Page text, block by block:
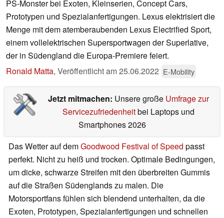
PS-Monster bei Exoten, Kleinserien, Concept Cars,
Prototypen und Spezialanfertigungen. Lexus elektrisiert die
Menge mit dem atemberaubenden Lexus Electrified Sport,
einem vollelektrischen Supersportwagen der Superlative,
der in Südengland die Europa-Premiere feiert.
Ronald Matta, Veröffentlicht am25.06.2022 E-Mobility
Jetzt mitmachen: Unsere große Umfrage zur
Servicezufriedenheitbei Laptops und
Smartphones 2026
Das Wetter auf demGoodwood Festival of Speed passt
perfekt. Nicht zu heiß und trocken. Optimale Bedingungen,
um dicke, schwarze Streifen mit den überbreiten Gummis
auf die Straßen Südenglands zu malen. Die
Motorsportfans fühlen sich blendend unterhalten, da die
Exoten, Prototypen, Spezialanfertigungen und schnellen